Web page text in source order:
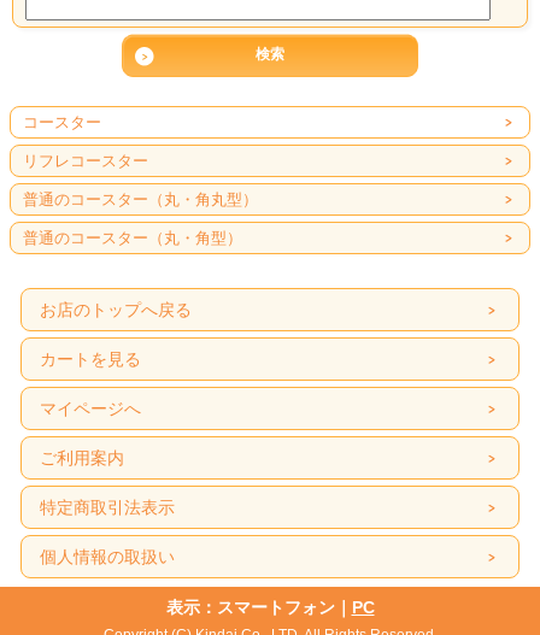
コースター
リフレコースター
普通のコースター（丸・角丸型）
普通のコースター（丸・角型）
お店のトップへ戻る
カートを見る
マイページへ
ご利用案内
特定商取引法表示
個人情報の取扱い
表示：スマートフォン｜ PC